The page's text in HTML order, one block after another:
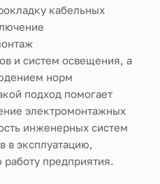
кабельных
и систем освещения, а
норм
подход помогает
электромонтажных
инженерных систем
в эксплуатацию,
предприятия.